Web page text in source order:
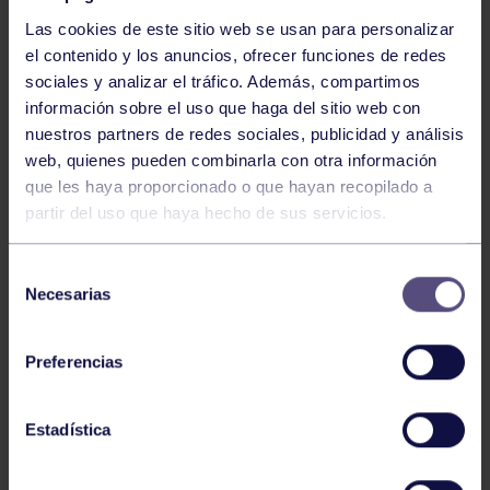
Las cookies de este sitio web se usan para personalizar
el contenido y los anuncios, ofrecer funciones de redes
sociales y analizar el tráfico. Además, compartimos
información sobre el uso que haga del sitio web con
nuestros partners de redes sociales, publicidad y análisis
web, quienes pueden combinarla con otra información
que les haya proporcionado o que hayan recopilado a
partir del uso que haya hecho de sus servicios.
Necesarias
Preferencias
Estadística
Baloncesto
ÚLTIMOS RESULTADOS DE LA SECCIÓN
Baloncesto